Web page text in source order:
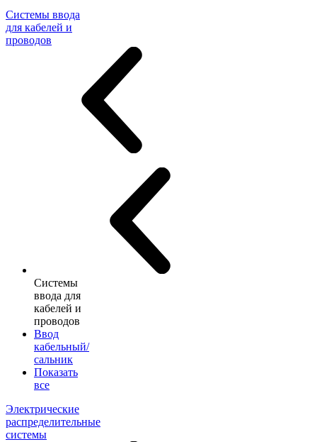
Системы ввода
для кабелей и
проводов
Системы
ввода для
кабелей и
проводов
Ввод
кабельный/
сальник
Показать
все
Электрические
распределительные
системы